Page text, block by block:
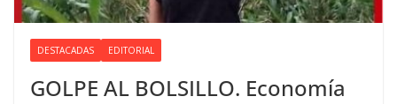
DESTACADAS EDITORIAL
GOLPE AL BOLSILLO. Economía